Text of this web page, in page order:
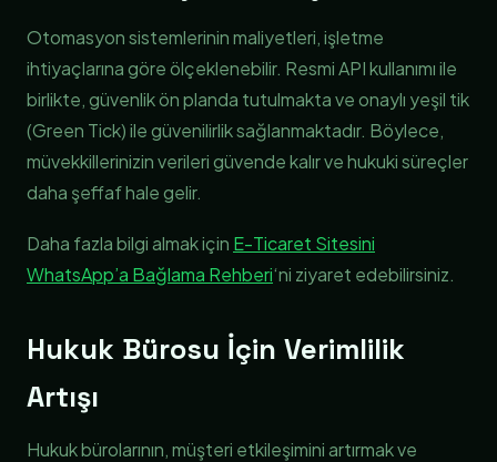
Otomasyon sistemlerinin maliyetleri, işletme
ihtiyaçlarına göre ölçeklenebilir. Resmi API kullanımı ile
birlikte, güvenlik ön planda tutulmakta ve onaylı yeşil tik
(Green Tick) ile güvenilirlik sağlanmaktadır. Böylece,
müvekkillerinizin verileri güvende kalır ve hukuki süreçler
daha şeffaf hale gelir.
Daha fazla bilgi almak için E-Ticaret Sitesini
WhatsApp’a Bağlama Rehberi‘ni ziyaret edebilirsiniz.
Hukuk Bürosu İçin Verimlilik
Artışı
Hukuk bürolarının, müşteri etkileşimini artırmak ve